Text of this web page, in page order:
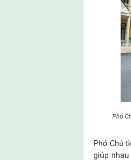
Phó
Phó Chủ
giúp